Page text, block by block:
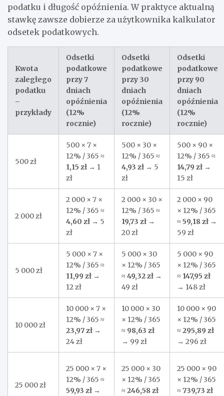
podatku i długość opóźnienia. W praktyce aktualną
stawkę zawsze dobierze za użytkownika kalkulator
odsetek podatkowych.
Kwota
zaległego
podatku
–
przykłady
Odsetki
podatkowe
przy 7
dniach
opóźnienia
(12%
rocznie)
Odsetki
podatkowe
przy 30
dniach
opóźnienia
(12%
rocznie)
Odsetki
podatkowe
przy 90
dniach
opóźnienia
(12%
rocznie)
500 zł
500 × 7 ×
12% / 365 ≈
1,15 zł → 1
zł
500 × 30 ×
12% / 365 ≈
4,93 zł → 5
zł
500 × 90 ×
12% / 365 ≈
14,79 zł →
15 zł
2 000 zł
2 000 × 7 ×
12% / 365 ≈
4,60 zł → 5
zł
2 000 × 30 ×
12% / 365 ≈
19,73 zł →
20 zł
2 000 × 90
× 12% / 365
≈ 59,18 zł →
59 zł
5 000 zł
5 000 × 7 ×
12% / 365 ≈
11,99 zł →
12 zł
5 000 × 30
× 12% / 365
≈ 49,32 zł →
49 zł
5 000 × 90
× 12% / 365
≈ 147,95 zł
→ 148 zł
10 000 zł
10 000 × 7 ×
12% / 365 ≈
23,97 zł →
24 zł
10 000 × 30
× 12% / 365
≈ 98,63 zł
→ 99 zł
10 000 × 90
× 12% / 365
≈ 295,89 zł
→ 296 zł
25 000 zł
25 000 × 7 ×
12% / 365 ≈
59,93 zł →
25 000 × 30
× 12% / 365
≈ 246,58 zł
25 000 × 90
× 12% / 365
≈ 739,73 zł